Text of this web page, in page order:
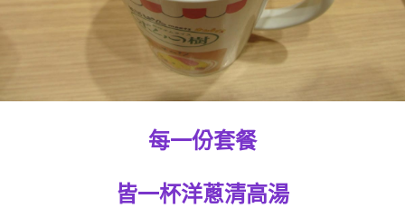
每一份套餐
皆一杯洋蔥清高湯